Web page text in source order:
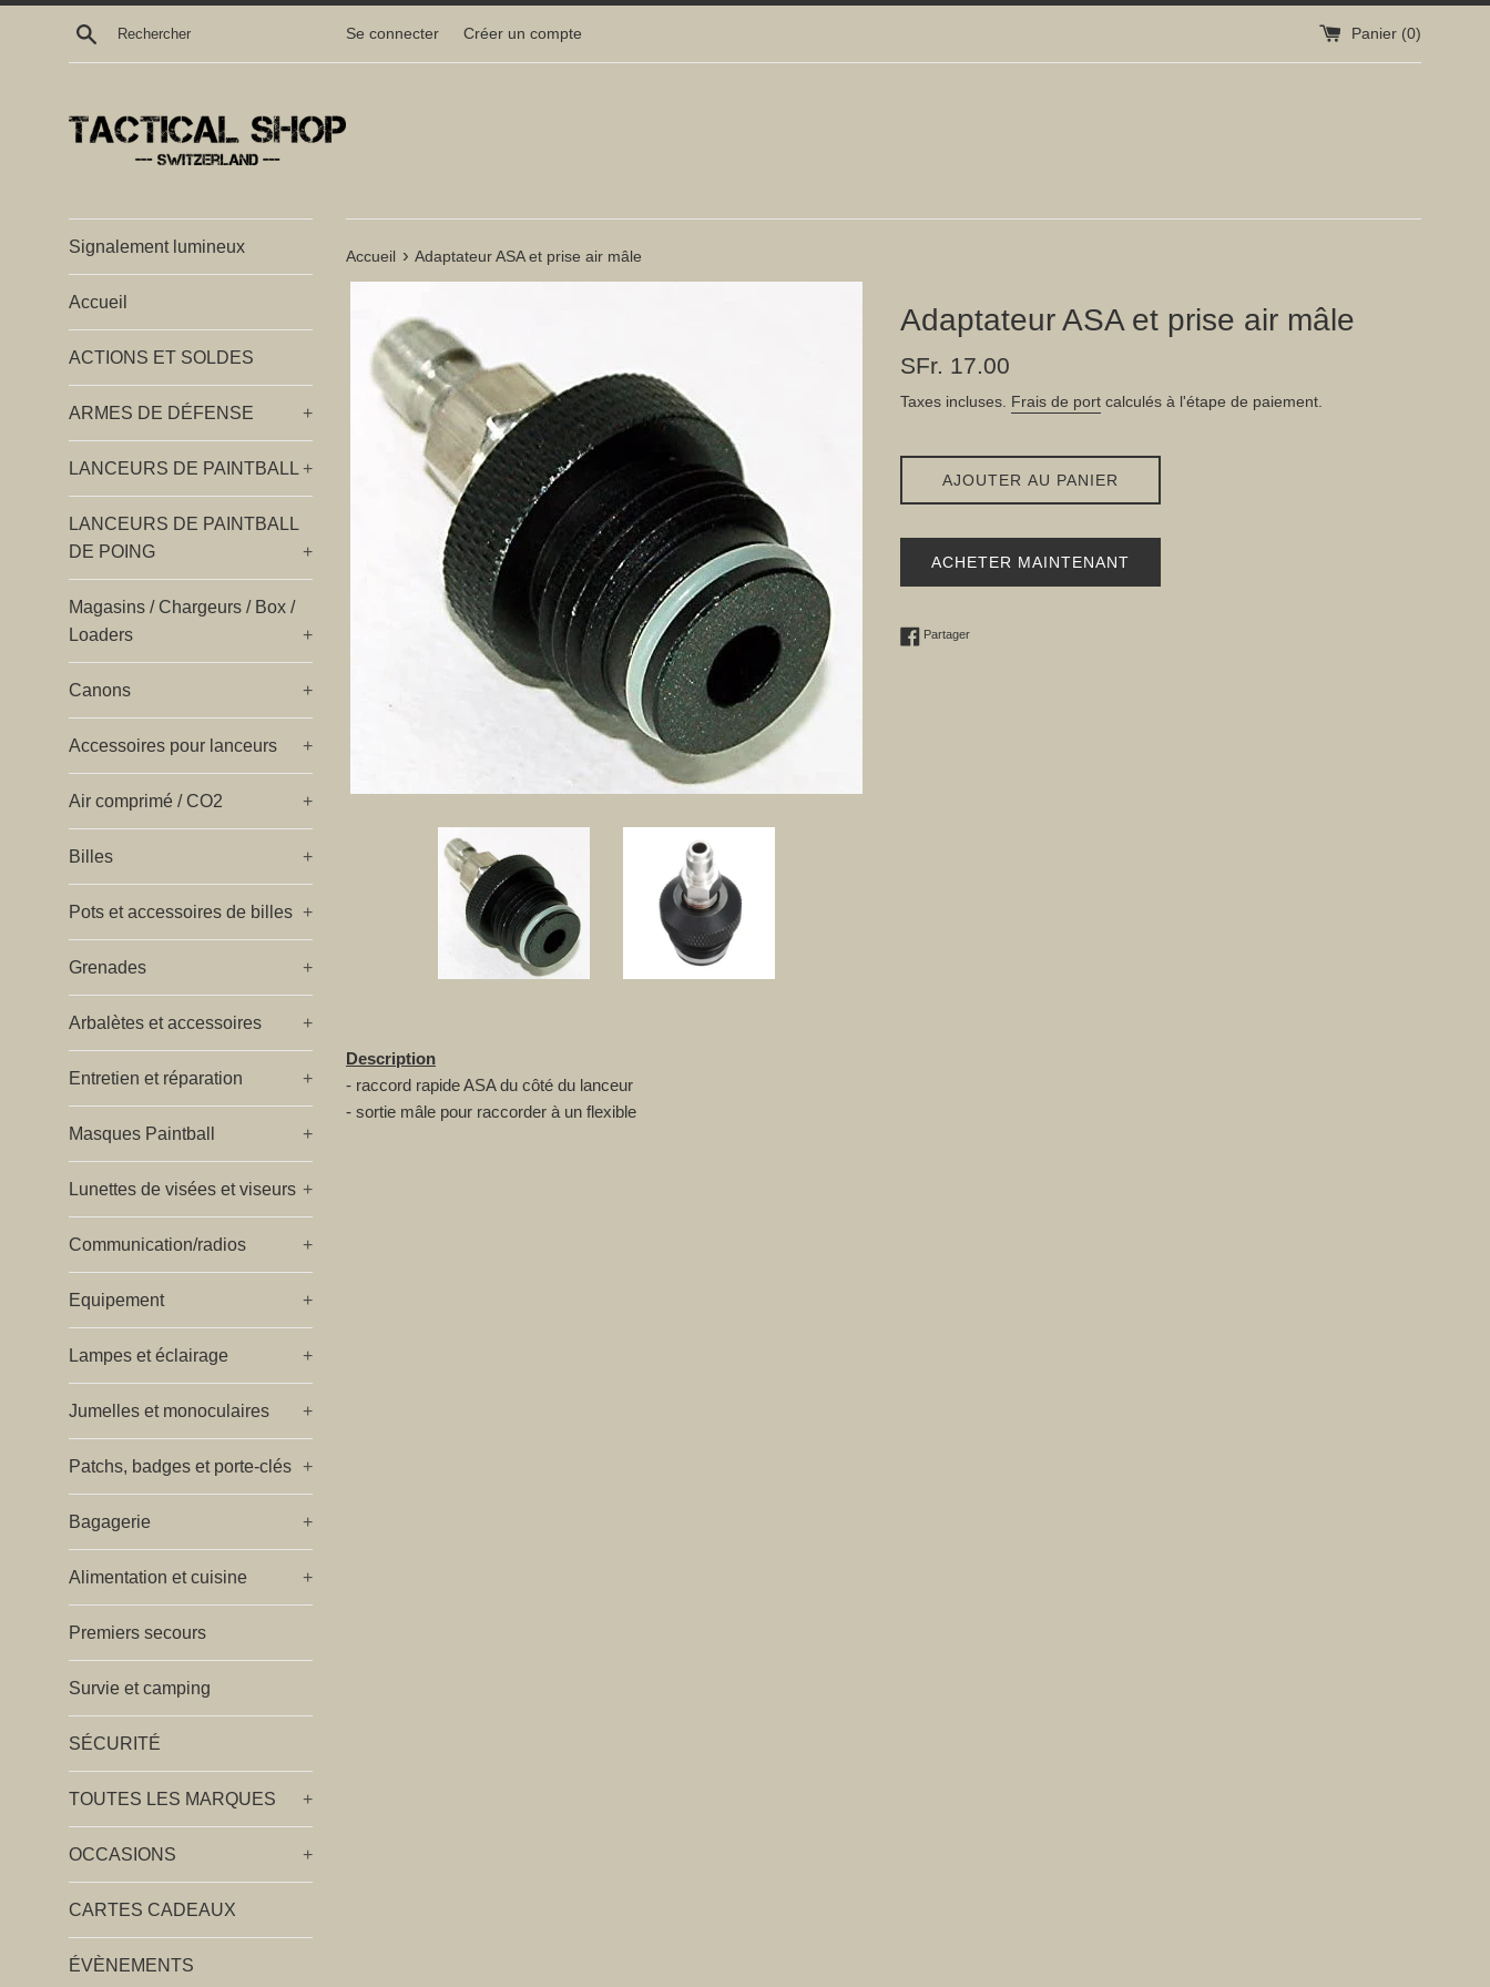
Passer
Recherche Se connecter Créer un compte Panier (0)
Signalement lumineux
Accueil
ACTIONS ET SOLDES
ARMES DE DÉFENSE +
LANCEURS DE PAINTBALL +
LANCEURS DE PAINTBALL
DE POING
+
Magasins / Chargeurs / Box /
Loaders
+
Canons +
Accessoires pour lanceurs +
Air comprimé / CO2 +
Billes +
Pots et accessoires de billes +
Grenades +
Arbalètes et accessoires +
Entretien et réparation +
Masques Paintball +
Lunettes de visées et viseurs +
Communication/radios +
Equipement +
Lampes et éclairage +
Jumelles et monoculaires +
Patchs, badges et porte-clés +
Bagagerie +
Alimentation et cuisine +
Premiers secours
Survie et camping
SÉCURITÉ
TOUTES LES MARQUES +
OCCASIONS +
CARTES CADEAUX
ÉVÈNEMENTS
Accueil › Adaptateur ASA et prise air mâle
Adaptateur ASA et prise air mâle
Prix
SFr. 17.00
Taxes incluses. Frais de port calculés à l'étape de paiement.
AJOUTER AU PANIER
ACHETER MAINTENANT
PartagerPartager sur Facebook
Description
- raccord rapide ASA du côté du lanceur
- sortie mâle pour raccorder à un flexible